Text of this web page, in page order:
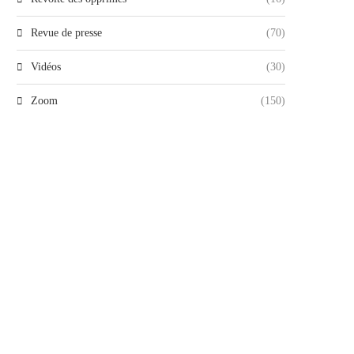
Revue de presse (70)
Vidéos (30)
Zoom (150)